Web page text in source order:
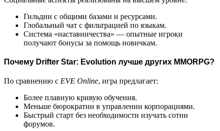
Гильдии с общими базами и ресурсами.
Глобальный чат с фильтрацией по языкам.
Система «наставничества» — опытные игроки
получают бонусы за помощь новичкам.
Почему Drifter Star: Evolution лучше других MMORPG?
По сравнению с EVE Online, игра предлагает:
Более плавную кривую обучения.
Меньше бюрократии в управлении корпорациями.
Быстрый старт без необходимости изучать сотни
форумов.